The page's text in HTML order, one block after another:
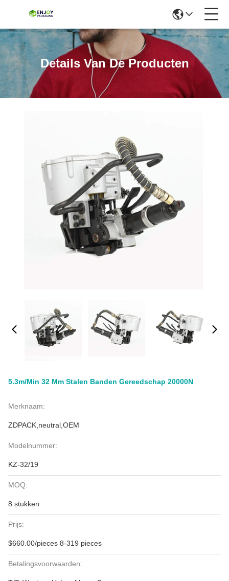
Details Van De Producten
5.3m/min 32 Mm Stalen Banden Gereedschap 20000N
Merknaam:
ZDPACK,neutral,OEM
Modelnummer:
KZ-32/19
MOQ:
8 stukken
Prijs:
$660.00/pieces 8-319 pieces
Betalingsvoorwaarden: